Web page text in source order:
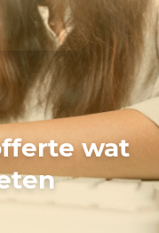
wat